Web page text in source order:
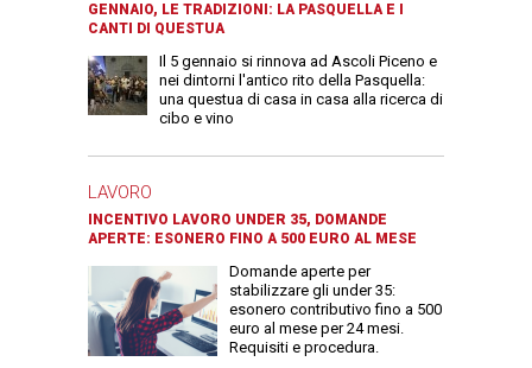
GENNAIO, LE TRADIZIONI: LA PASQUELLA E I
CANTI DI QUESTUA
Il 5 gennaio si rinnova ad Ascoli Piceno e
nei dintorni l'antico rito della Pasquella:
una questua di casa in casa alla ricerca di
cibo e vino
LAVORO
INCENTIVO LAVORO UNDER 35, DOMANDE
APERTE: ESONERO FINO A 500 EURO AL MESE
Domande aperte per
stabilizzare gli under 35:
esonero contributivo fino a 500
euro al mese per 24 mesi.
Requisiti e procedura.